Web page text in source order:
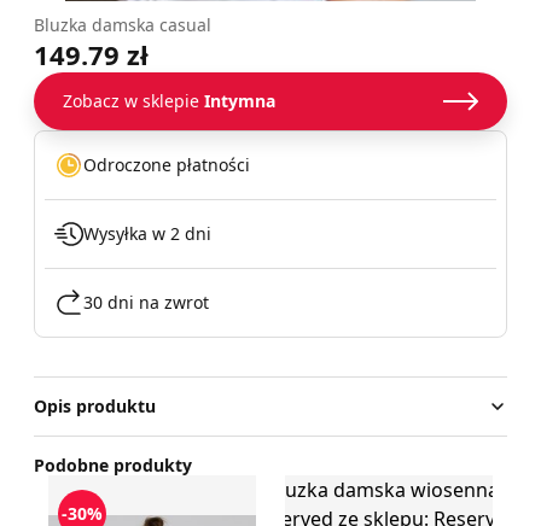
Bluzka damska casual
149.79 zł
Zobacz w sklepie Intymna
Odroczone płatności
Wysyłka w 2 dni
30 dni na zwrot
Opis produktu
Podobne produkty
Bluzka damska casualowa BeWear
-30%
Bluzka damska wiosenna